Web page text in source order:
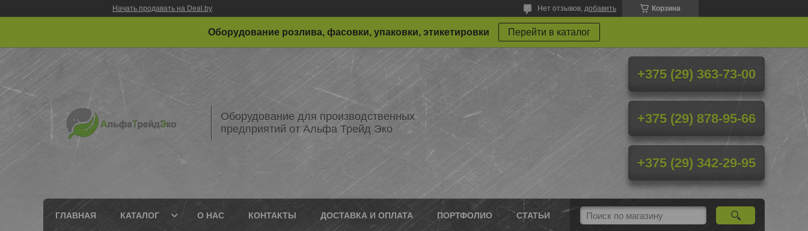
Начать продавать на Deal.by Корзина
Нет отзывов, добавить
Оборудование розлива, фасовки, упаковки, этикетировки Перейти в каталог
Оборудование для производственных
предприятий от Альфа Трейд Эко
+375 (29) 363-73-00
+375 (29) 878-95-66
+375 (29) 342-29-95
ГЛАВНАЯ КАТАЛОГ О НАС КОНТАКТЫ ДОСТАВКА И ОПЛАТА ПОРТФОЛИО СТАТЬИ